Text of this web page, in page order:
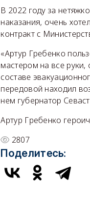
В 2022 году за
наказания, очень
контракт с
«Артур Гребенко
мастером на все
составе
передовой находил
нем губернатор
Артур Гребенко
2807
Поделитесь: